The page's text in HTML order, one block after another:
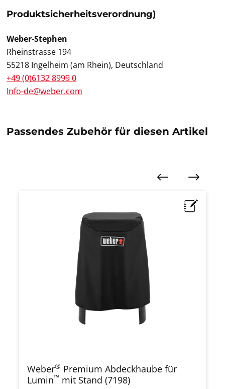
Produktsicherheitsverordnung)
Weber-Stephen
Rheinstrasse 194
55218 Ingelheim (am Rhein), Deutschland
+49 (0)6132 8999 0
Info-de@weber.com
Passendes Zubehör für diesen Artikel
Weber® Premium Abdeckhaube für
Lumin™ mit Stand (7198)